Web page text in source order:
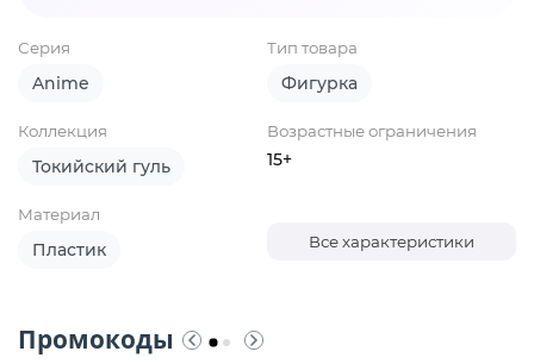
Серия
Anime
Тип товара
Фигурка
Коллекция
Токийский гуль
Возрастные ограничения
15+
Материал
Пластик Все характеристики
Промокоды